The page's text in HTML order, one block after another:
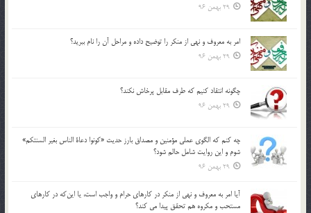
29 بهمن 96
امر به معروف و نهي از منكر را توضيح داده و مراحل آن را نام ببريد؟
29 بهمن 96
چگونه انتقاد كنيم كه طرف مقابل پرخاش نكند؟
29 بهمن 96
چه كنم كه الگوي عملي مؤمنين و مصداق بارز حديث «كونوا دعاة الناس بغير السنتكم»
شوم و اين روايت شامل حالم شود؟
29 بهمن 96
آيا امر به معروف و نهي از منكر در كارهاي حرام و واجب است، يا اين‌كه در كارهاي
مستحب و مكروه هم تحقق پيدا مي كند؟